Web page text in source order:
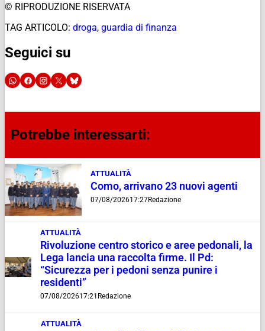
© RIPRODUZIONE RISERVATA
TAG ARTICOLO: droga, guardia di finanza
Seguici su
Potrebbe interessarti:
ATTUALITÀ
Como, arrivano 23 nuovi agenti
07/08/202617:27Redazione
ATTUALITÀ
Rivoluzione centro storico e aree pedonali, la
Lega lancia una raccolta firme. Il Pd:
“Sicurezza per i pedoni senza punire i
residenti”
07/08/202617:21 Redazione
ATTUALITÀ